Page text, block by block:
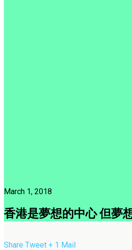
March 1, 2018
香港是夢想的中心 但夢
Share Tweet + 1 Mail